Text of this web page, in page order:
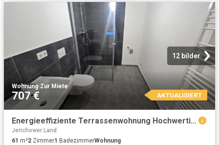
12 bilder
Wohnung·Zur Miete
707 € AKTUALISIERT
Energieeffiziente Terrassenwohnung Hochwertige 2 Zimmer mit Fußbodenheizung & Garten & SP
Jerichower Land
61 m²2 Zimmer1 BadezimmerWohnung